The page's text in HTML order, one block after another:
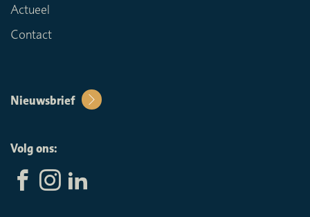
Actueel
Contact
Nieuwsbrief
Volg ons: